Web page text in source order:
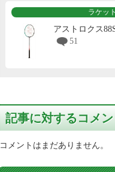
ラケット
アストロクス
51
記事に対するコメン
コメントはまだありません。